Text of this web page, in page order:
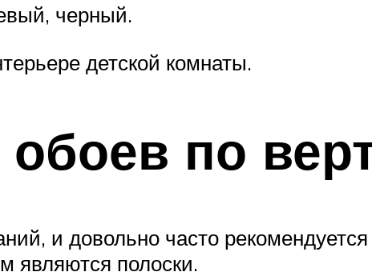
черный.
детской комнаты.
по
и довольно часто
являются полоски.